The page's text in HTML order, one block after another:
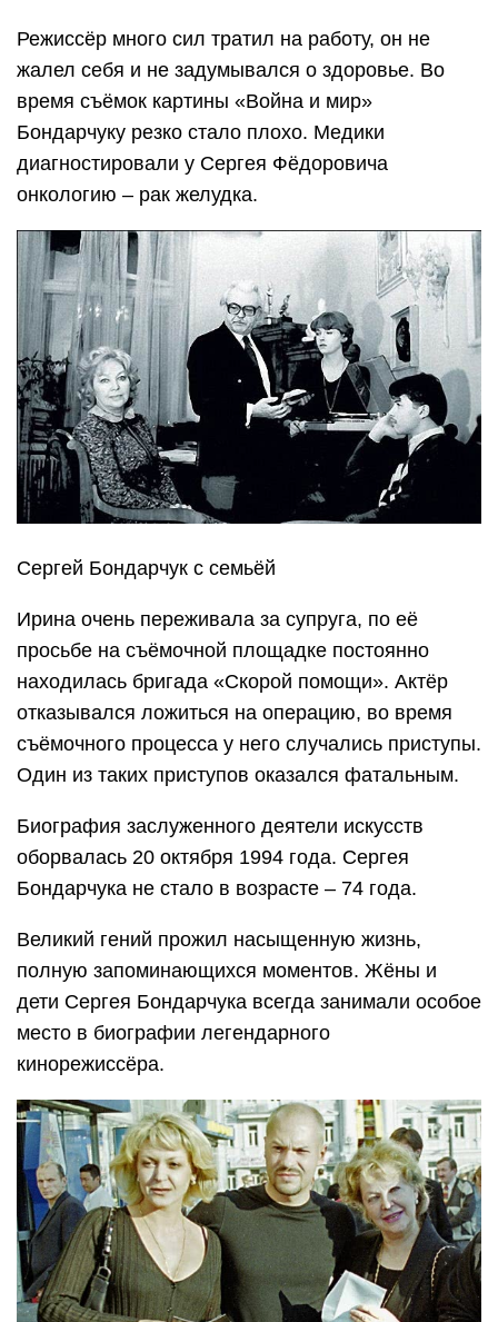
Режиссёр много сил тратил на работу, он не
жалел себя и не задумывался о здоровье. Во
время съёмок картины «Война и мир»
Бондарчуку резко стало плохо. Медики
диагностировали у Сергея Фёдоровича
онкологию – рак желудка.
Сергей Бондарчук с семьёй
Ирина очень переживала за супруга, по её
просьбе на съёмочной площадке постоянно
находилась бригада «Скорой помощи». Актёр
отказывался ложиться на операцию, во время
съёмочного процесса у него случались приступы.
Один из таких приступов оказался фатальным.
Биография заслуженного деятели искусств
оборвалась 20 октября 1994 года. Сергея
Бондарчука не стало в возрасте – 74 года.
Великий гений прожил насыщенную жизнь,
полную запоминающихся моментов. Жёны и
дети Сергея Бондарчука всегда занимали особое
место в биографии легендарного
кинорежиссёра.